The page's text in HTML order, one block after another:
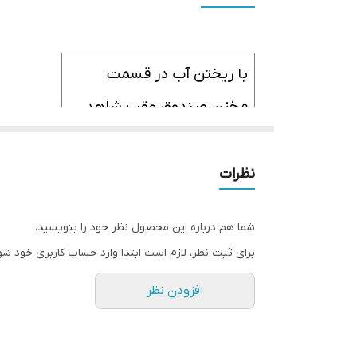
اقلام همراه
با ریختن آب در قسمت
مخزن صندوق عقب شاهد
باشید
نظرات
شما هم درباره این محصول نظر خود را بنویسید.
برای ثبت نظر، لازم است ابتدا وارد حساب کاربری خود
افزودن نظر